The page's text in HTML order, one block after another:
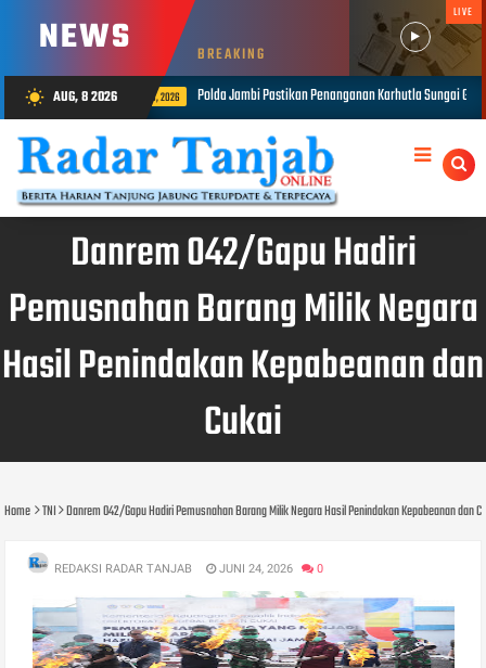
NEWS BREAKING
LIVE
wb_sunny AUG, 8 2026
Penanganan Karhutla Sungai Gelam Maksimal AUG 08, 2026 1.848 Personel
Danrem 042/Gapu Hadiri
Pemusnahan Barang Milik Negara
Hasil Penindakan Kepabeanan dan
Cukai
Home TNI Danrem 042/Gapu Hadiri Pemusnahan Barang Milik Negara Hasil Penindakan Kepabeanan dan
REDAKSI RADAR TANJAB JUNI 24, 2026 0